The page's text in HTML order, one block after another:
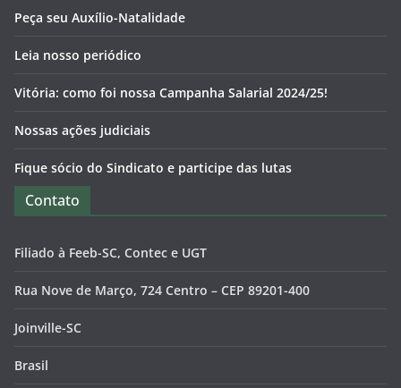
Peça seu Auxílio-Natalidade
Leia nosso periódico
Vitória: como foi nossa Campanha Salarial 2024/25!
Nossas ações judiciais
Fique sócio do Sindicato e participe das lutas
Contato
Filiado à Feeb-SC, Contec e UGT
Rua Nove de Março, 724 Centro – CEP 89201-400
Joinville-SC
Brasil